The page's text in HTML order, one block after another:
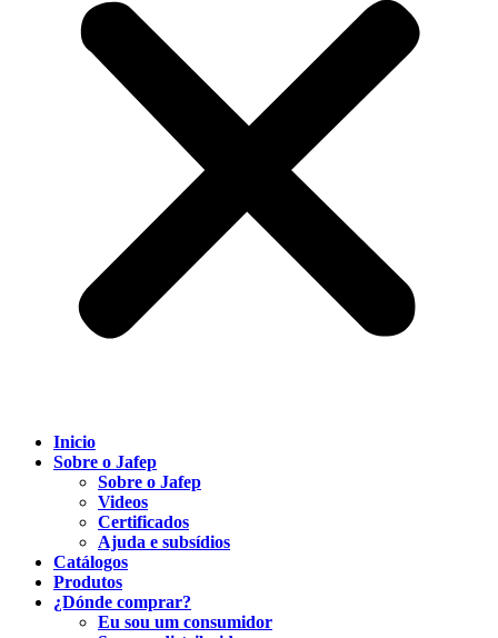
Inicio
Sobre o Jafep
Sobre o Jafep
Videos
Certificados
Ajuda e subsídios
Catálogos
Produtos
¿Dónde comprar?
Eu sou um consumidor